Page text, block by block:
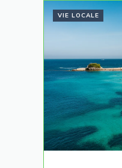
VIE LOCALE